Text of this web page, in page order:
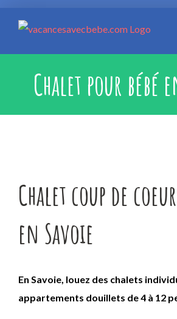
content
Chalet pour bébé
Chalet coup de
en Savoie
En Savoie, louez des chalets
appartements douillets de 4 à 12